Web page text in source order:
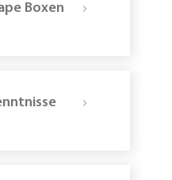
Boxen